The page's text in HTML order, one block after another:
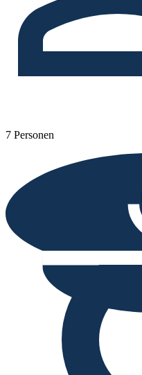
7 Personen